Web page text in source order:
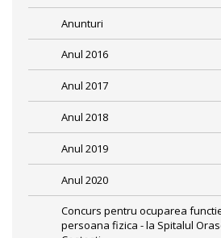
Anunturi
Anul 2016
Anul 2017
Anul 2018
Anul 2019
Anul 2020
Concurs pentru ocuparea
persoana fizica - la Spitalul